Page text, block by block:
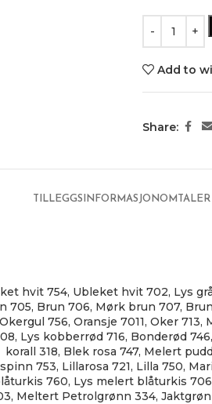
Add to
Share:
TILLEGGSINFORMASJON
hvit 754, Ubleket hvit 702, Lys
705, Brun 706, Mørk brun 707,
Okergul 756, Oransje 7011, Oker 713,
, Lys kobberrød 716, Bonderød 746,
korall 318, Blek rosa 747, Melert
753, Lillarosa 721, Lilla 750,
760, Lys melert blåturkis
, Meltert Petrolgrønn 334,